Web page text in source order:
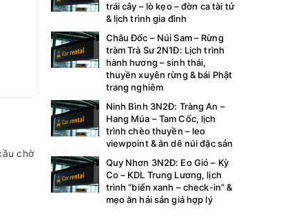
chờ
trái cây – lò kẹo – đờn ca tài tử
& lịch trình gia đình
Châu Đốc – Núi Sam – Rừng
tràm Trà Sư 2N1Đ: Lịch trình
hành hương – sinh thái,
thuyền xuyên rừng & bái Phật
trang nghiêm
Ninh Bình 3N2Đ: Tràng An –
Hang Múa – Tam Cốc, lịch
trình chèo thuyền – leo
viewpoint & ăn dê núi đặc sản
Quy Nhơn 3N2Đ: Eo Gió – Kỳ
Co – KDL Trung Lương, lịch
trình “biển xanh – check-in” &
mẹo ăn hải sản giá hợp lý